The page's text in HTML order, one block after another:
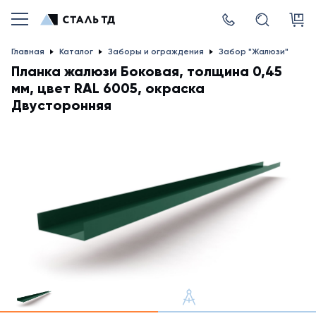
Главная Каталог Заборы и ограждения Забор "Жалюзи"
Планка жалюзи Боковая, толщина 0,45
мм, цвет RAL 6005, окраска
Двусторонняя